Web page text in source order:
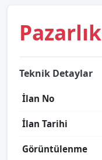
Pazarlık
Teknik Detaylar
İlan No
İlan Tarihi
Görüntülenme